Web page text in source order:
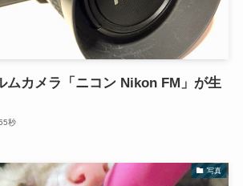
ムカメラ「ニコン Nikon FM」が生
秒
写真